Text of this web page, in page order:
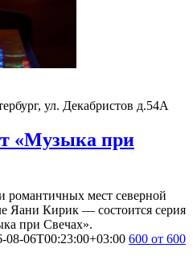
ул. Декабристов д.54А
«Музыка при
мест северной
Яани Кирик — состоится серия
при Свечах».
08-06T00:23:00+03:00 600 от 600